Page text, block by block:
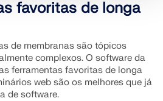
favoritas de longa
de membranas são tópicos
complexos. O software da
ferramentas favoritas de longa
web são os melhores que já
de software.